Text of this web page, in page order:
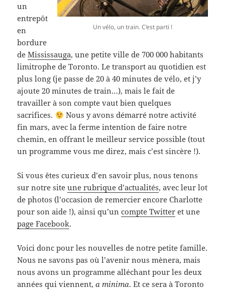
Un vélo, un train. C’est parti !
un
entrepôt
en
bordure
deMississauga, une petite ville de 700 000 habitants
limitrophe de Toronto. Le transport au quotidien est
plus long (je passe de 20 à 40 minutes de vélo, et j’y
ajoute 20 minutes de train…), mais le fait de
travailler à son compte vaut bien quelques
sacrifices.
Nous y avons démarré notre activité
fin mars, avec la ferme intention de faire notre
chemin, en offrant le meilleur service possible (tout
un programme vous me direz, mais c’est sincère !).
Si vous êtes curieux d’en savoir plus, nous tenons
sur notre siteune rubrique d’actualités, avec leur lot
de photos (l’occasion de remercier encore Charlotte
pour son aide !), ainsi qu’uncompte Twitter et une
page Facebook.
Voici donc pour les nouvelles de notre petite famille.
Nous ne savons pas où l’avenir nous mènera, mais
nous avons un programme alléchant pour les deux
années qui viennent,a minima. Et ce sera à Toronto